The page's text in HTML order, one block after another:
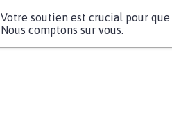
Votre soutien est crucial pour
Nous comptons sur vous.